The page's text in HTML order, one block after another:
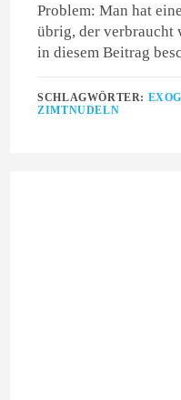
Problem: Man hat
übrig, der verbraucht
in diesem Beitrag
SCHLAGWÖRTER:
ZIMTNUDELN